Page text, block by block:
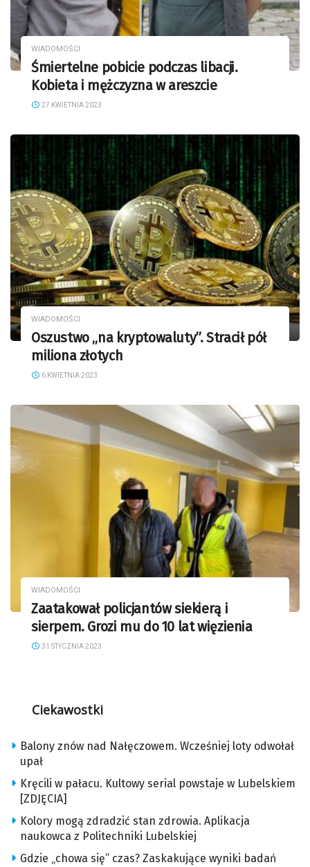
WIADOMOŚCI
Śmiertelne pobicie podczas libacji.
Kobieta i mężczyzna w areszcie
27 KWIETNIA 2023
WIADOMOŚCI
Oszustwo „na kryptowaluty”. Stracił pół
miliona złotych
6 KWIETNIA 2023
WIADOMOŚCI
Zaatakował policjantów siekierą i
sierpem. Grozi mu do 10 lat więzienia
31 STYCZNIA 2023
Ciekawostki
Balony znów nad Nałęczowem. Wcześniej loty odwołał
upał
Kręcili w pałacu. Kultowy serial powstaje w Lubelskiem
[ZDJĘCIA]
Kolory mogą zdradzić stan zdrowia. Aplikacja
naukowca z Politechniki Lubelskiej
Gdzie „chowa się” czas? Zaskakujące wyniki badań